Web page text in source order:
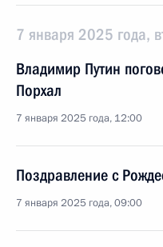
7 января 2025 года,
Владимир Путин
Порхал
7 января 2025 года, 12:00
Поздравление с
7 января 2025 года, 09:00